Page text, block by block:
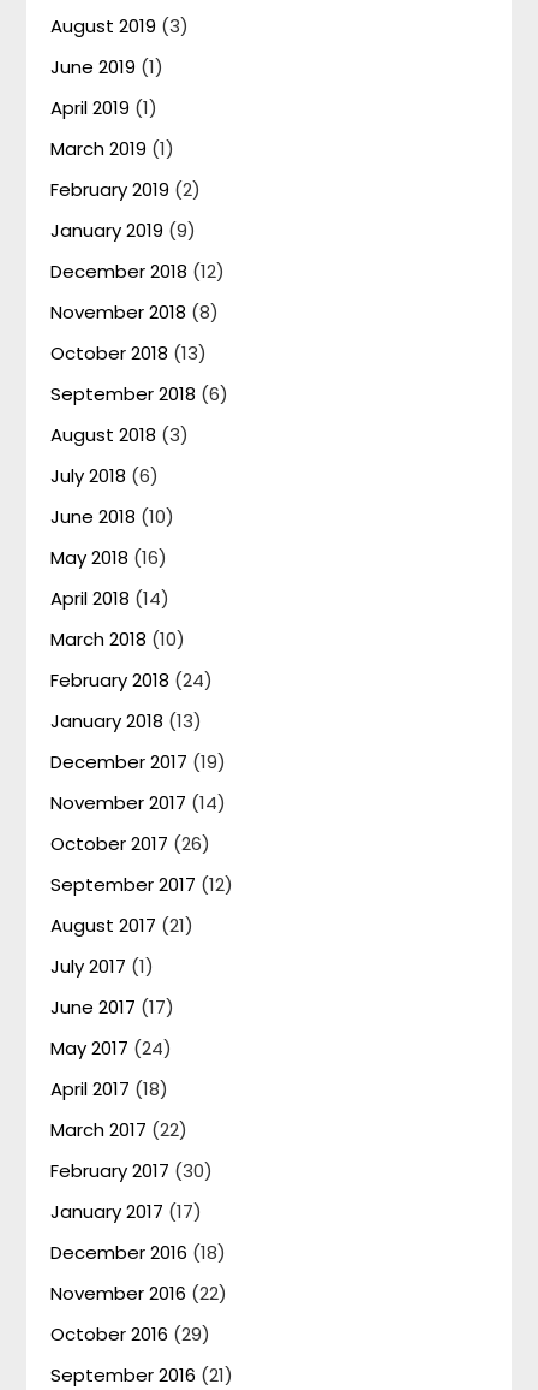
August 2019 (3)
June 2019 (1)
April 2019 (1)
March 2019 (1)
February 2019 (2)
January 2019 (9)
December 2018 (12)
November 2018 (8)
October 2018 (13)
September 2018 (6)
August 2018 (3)
July 2018 (6)
June 2018 (10)
May 2018 (16)
April 2018 (14)
March 2018 (10)
February 2018 (24)
January 2018 (13)
December 2017 (19)
November 2017 (14)
October 2017 (26)
September 2017 (12)
August 2017 (21)
July 2017 (1)
June 2017 (17)
May 2017 (24)
April 2017 (18)
March 2017 (22)
February 2017 (30)
January 2017 (17)
December 2016 (18)
November 2016 (22)
October 2016 (29)
September 2016 (21)